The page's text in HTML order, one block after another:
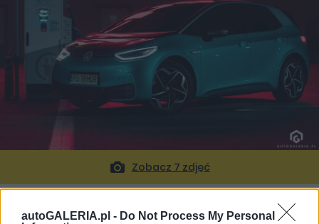
autoGALERIA.pl - Do Not Process My Personal
Zobacz 7 zdjęć
Pozostaje różnica w cenie między